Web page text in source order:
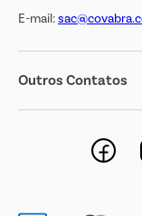
E-mail:
Outros Contatos
Negócios Imobiliários
Novos Fornecedores